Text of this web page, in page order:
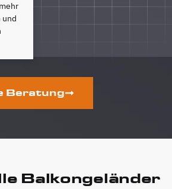
und
Beratung
Balkongeländer